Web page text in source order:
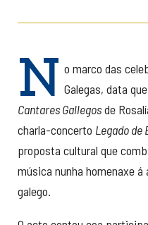
N o marco das
Galegas, data
Cantares Gallegosde
charla-concerto Legado de
proposta cultural que
música nunha homenaxe
galego.